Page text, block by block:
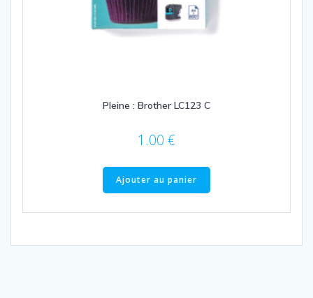
Pleine : Brother LC123 C
1.00 €
Ajouter au panier